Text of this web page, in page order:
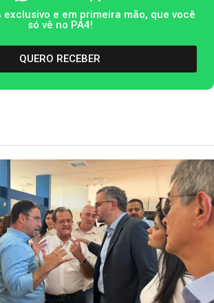
exclusivo e em primeira mão, que você
só vê no PA4!
QUERO RECEBER